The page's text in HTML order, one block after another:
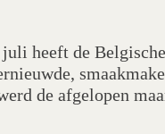
heeft de Belgische
de afgelopen